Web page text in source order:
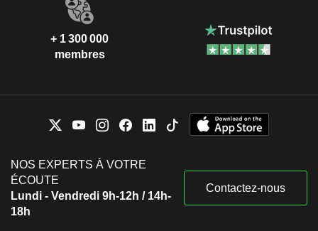
+ 1 300 000
membres
NOS EXPERTS À VOTRE
ÉCOUTE
Lundi - Vendredi 9h-12h / 14h-
18h
Contactez-nous